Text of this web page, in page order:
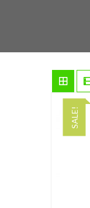
SALE!